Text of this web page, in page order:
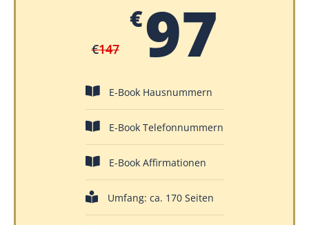
€147
€97
E-Book Hausnummern
E-Book Telefonnummern
E-Book Affirmationen
Umfang: ca. 170 Seiten